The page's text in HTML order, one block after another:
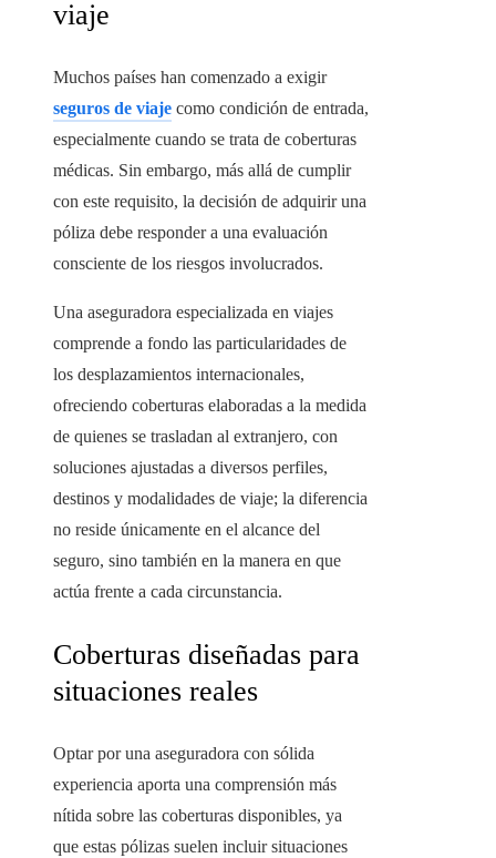
viaje
Muchos países han comenzado a exigir
seguros de viaje como condición de entrada,
especialmente cuando se trata de coberturas
médicas. Sin embargo, más allá de cumplir
con este requisito, la decisión de adquirir una
póliza debe responder a una evaluación
consciente de los riesgos involucrados.
Una aseguradora especializada en viajes
comprende a fondo las particularidades de
los desplazamientos internacionales,
ofreciendo coberturas elaboradas a la medida
de quienes se trasladan al extranjero, con
soluciones ajustadas a diversos perfiles,
destinos y modalidades de viaje; la diferencia
no reside únicamente en el alcance del
seguro, sino también en la manera en que
actúa frente a cada circunstancia.
Coberturas diseñadas para
situaciones reales
Optar por una aseguradora con sólida
experiencia aporta una comprensión más
nítida sobre las coberturas disponibles, ya
que estas pólizas suelen incluir situaciones